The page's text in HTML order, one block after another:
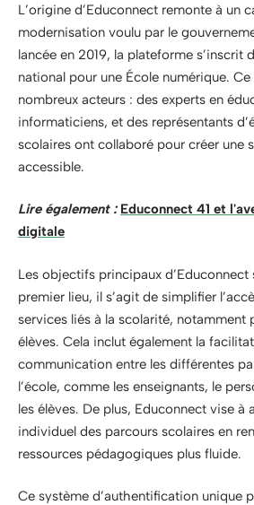
L’origine d’Educonnect remonte à un
modernisation voulu par le
lancée en 2019, la plateforme s’inscrit
national pour une École numérique.
nombreux acteurs : des experts en
informaticiens, et des représentants
scolaires ont collaboré pour créer une
accessible.
Lire également : Educonnect 41 et
digitale
Les objectifs principaux d’Educonnect
premier lieu, il s’agit de simplifier
services liés à la scolarité, notamment
élèves. Cela inclut également la
communication entre les différentes
l’école, comme les enseignants, le
les élèves. De plus, Educonnect vise à
individuel des parcours scolaires en
ressources pédagogiques plus fluide.
Ce système d’authentification unique